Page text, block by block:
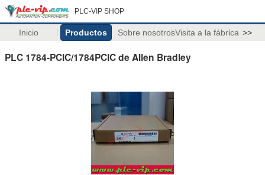
PLC-VIP SHOP
Inicio Productos Sobre nosotrosVisita a la fábrica >>
PLC 1784-PCIC/1784PCIC de Allen Bradley